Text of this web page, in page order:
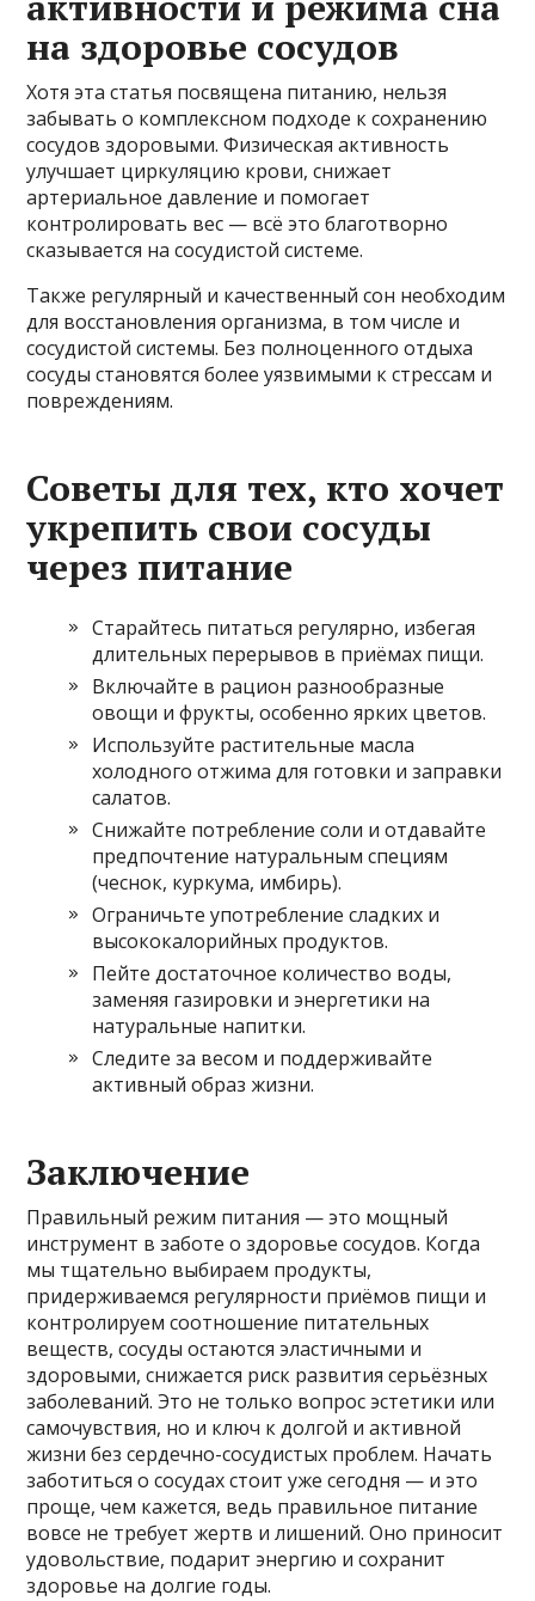
на здоровье сосудов
Хотя эта статья посвящена питанию, нельзя
забывать о комплексном подходе к сохранению
сосудов здоровыми. Физическая активность
улучшает циркуляцию крови, снижает
артериальное давление и помогает
контролировать вес — всё это благотворно
сказывается на сосудистой системе.
Также регулярный и качественный сон необходим
для восстановления организма, в том числе и
сосудистой системы. Без полноценного отдыха
сосуды становятся более уязвимыми к стрессам и
повреждениям.
Советы для тех, кто хочет
укрепить свои сосуды
через питание
Старайтесь питаться регулярно, избегая
длительных перерывов в приёмах пищи.
Включайте в рацион разнообразные
овощи и фрукты, особенно ярких цветов.
Используйте растительные масла
холодного отжима для готовки и заправки
салатов.
Снижайте потребление соли и отдавайте
предпочтение натуральным специям
(чеснок, куркума, имбирь).
Ограничьте употребление сладких и
высококалорийных продуктов.
Пейте достаточное количество воды,
заменяя газировки и энергетики на
натуральные напитки.
Следите за весом и поддерживайте
активный образ жизни.
Заключение
Правильный режим питания — это мощный
инструмент в заботе о здоровье сосудов. Когда
мы тщательно выбираем продукты,
придерживаемся регулярности приёмов пищи и
контролируем соотношение питательных
веществ, сосуды остаются эластичными и
здоровыми, снижается риск развития серьёзных
заболеваний. Это не только вопрос эстетики или
самочувствия, но и ключ к долгой и активной
жизни без сердечно-сосудистых проблем. Начать
заботиться о сосудах стоит уже сегодня — и это
проще, чем кажется, ведь правильное питание
вовсе не требует жертв и лишений. Оно приносит
удовольствие, подарит энергию и сохранит
здоровье на долгие годы.